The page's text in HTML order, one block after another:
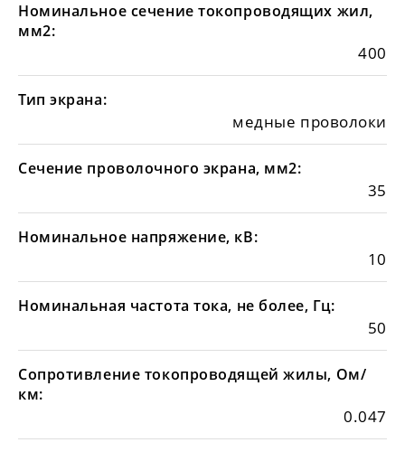
Номинальное сечение токопроводящих жил,
мм2:
400
Тип экрана:
медные проволоки
Сечение проволочного экрана, мм2:
35
Номинальное напряжение, кВ:
10
Номинальная частота тока, не более, Гц:
50
Сопротивление токопроводящей жилы, Ом/
км:
0.047